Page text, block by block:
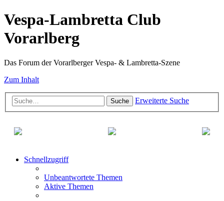
Vespa-Lambretta Club
Vorarlberg
Das Forum der Vorarlberger Vespa- & Lambretta-Szene
Zum Inhalt
Suche Erweiterte Suche
Schnellzugriff
Unbeantwortete Themen
Aktive Themen